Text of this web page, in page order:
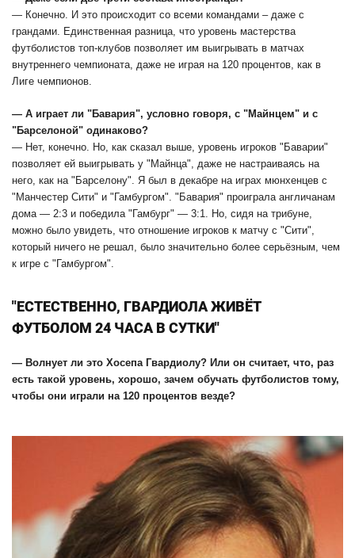
— Конечно. И это происходит со всеми командами – даже с
грандами. Единственная разница, что уровень мастерства
футболистов топ-клубов позволяет им выигрывать в матчах
внутреннего чемпионата, даже не играя на 120 процентов, как в
Лиге чемпионов.
— А играет ли "Бавария", условно говоря, с "Майнцем" и с
"Барселоной" одинаково?
— Нет, конечно. Но, как сказал выше, уровень игроков "Баварии"
позволяет ей выигрывать у "Майнца", даже не настраиваясь на
него, как на "Барселону". Я был в декабре на играх мюнхенцев с
"Манчестер Сити" и "Гамбургом". "Бавария" проиграла англичанам
дома — 2:3 и победила "Гамбург" — 3:1. Но, сидя на трибуне,
можно было увидеть, что отношение игроков к матчу с "Сити",
который ничего не решал, было значительно более серьёзным, чем
к игре с "Гамбургом".
"ЕСТЕСТВЕННО, ГВАРДИОЛА ЖИВЁТ
ФУТБОЛОМ 24 ЧАСА В СУТКИ"
— Волнует ли это Хосепа Гвардиолу? Или он считает, что, раз
есть такой уровень, хорошо, зачем обучать футболистов тому,
чтобы они играли на 120 процентов везде?